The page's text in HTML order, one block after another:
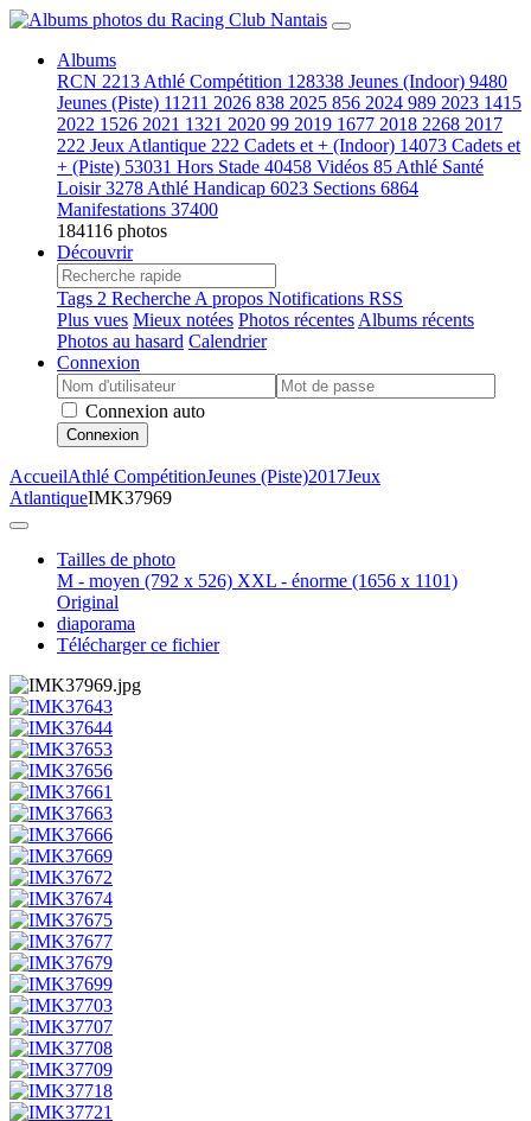
Albums
RCN 2213 Athlé Compétition 128338 Jeunes (Indoor) 9480
Jeunes (Piste) 11211 2026 838 2025 856 2024 989 2023 1415
2022 1526 2021 1321 2020 99 2019 1677 2018 2268 2017
222 Jeux Atlantique 222 Cadets et + (Indoor) 14073 Cadets et
+ (Piste) 53031 Hors Stade 40458 Vidéos 85 Athlé Santé
Loisir3278 Athlé Handicap 6023 Sections 6864
Manifestations 37400
184116 photos
Découvrir
Tags 2 Recherche A propos Notifications RSS
Plus vues Mieux notées Photos récentes Albums récents
Photos au hasard Calendrier
Connexion
Connexion auto
Connexion
AccueilAthlé CompétitionJeunes (Piste)2017Jeux
AtlantiqueIMK37969
Tailles de photo
M - moyen (792 x 526) XXL - énorme (1656 x 1101)
Original
diaporama
Télécharger ce fichier